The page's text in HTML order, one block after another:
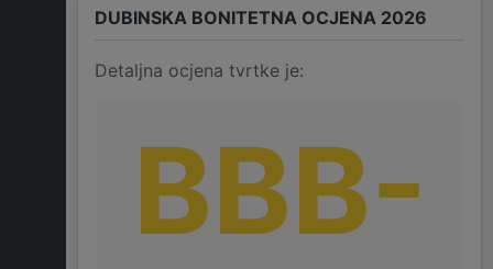
DUBINSKA BONITETNA OCJENA 2026
Detaljna ocjena tvrtke je:
BBB-